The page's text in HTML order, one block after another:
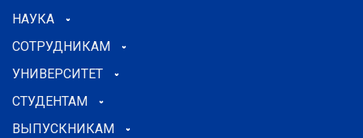
НАУКА
СОТРУДНИКАМ
УНИВЕРСИТЕТ
СТУДЕНТАМ
ВЫПУСКНИКАМ